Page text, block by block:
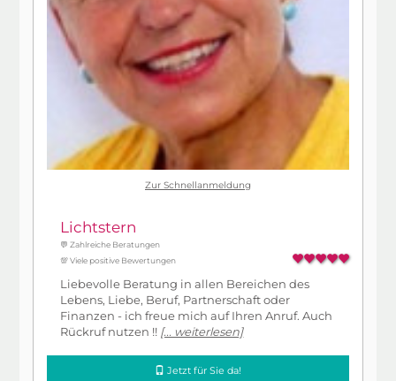
Zur Schnellanmeldung
Lichtstern
💬 Zahlreiche Beratungen
💯 Viele positive Bewertungen
Liebevolle Beratung in allen Bereichen des
Lebens, Liebe, Beruf, Partnerschaft oder
Finanzen - ich freue mich auf Ihren Anruf. Auch
Rückruf nutzen !! [... weiterlesen]
Jetzt für Sie da!